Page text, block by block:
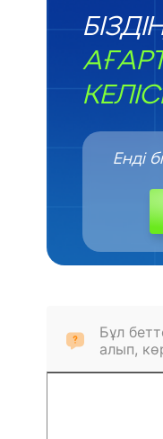
Енді
Бұл
алып,